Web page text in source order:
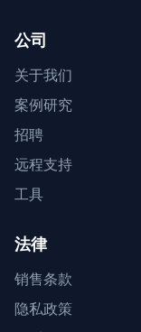
公司
关于我们
案例研究
招聘
远程支持
工具
法律
销售条款
隐私政策